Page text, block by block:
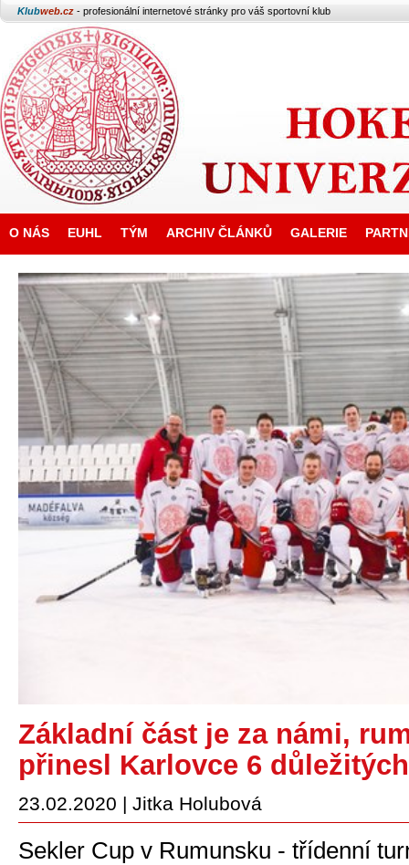
Klubweb.cz - profesionální internetové stránky pro váš sportovní klub
O NÁS EUHL TÝM ARCHIV ČLÁNKŮ GALERIE
Základní část je za námi,
přinesl Karlovce 6
23.02.2020 | Jitka Holubová
Sekler Cup v Rumunsku - třídenní